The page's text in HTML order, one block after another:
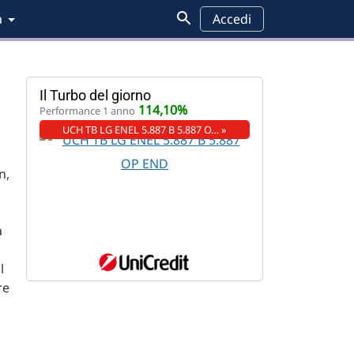
Accedi
Il Turbo del giorno
Performance 1 anno 114,10%
UCH TB LG ENEL 5.887 B 5.887 O… »